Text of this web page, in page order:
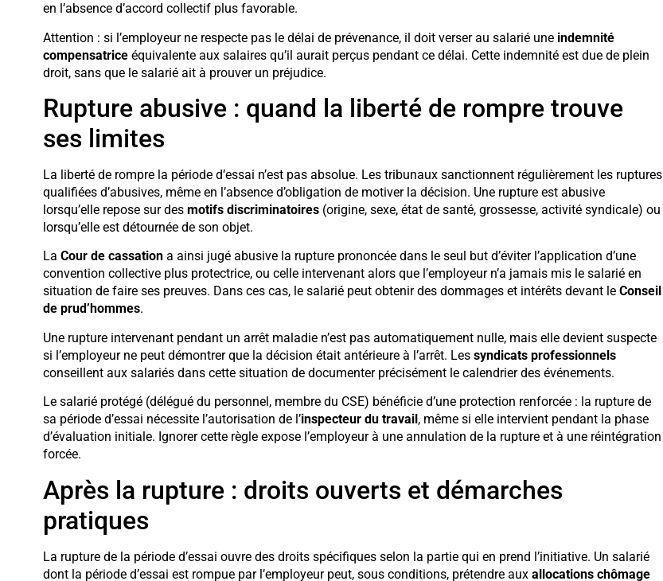
en l’absence d’accord collectif plus favorable.
Attention : si l’employeur ne respecte pas le délai de prévenance, il doit verser au salarié une indemnité
compensatriceéquivalente aux salaires qu’il aurait perçus pendant ce délai. Cette indemnité est due de plein
droit, sans que le salarié ait à prouver un préjudice.
Rupture abusive : quand la liberté de rompre trouve
ses limites
La liberté de rompre la période d’essai n’est pas absolue. Les tribunaux sanctionnent régulièrement les ruptures
qualifiées d’abusives, même en l’absence d’obligation de motiver la décision. Une rupture est abusive
lorsqu’elle repose sur des motifs discriminatoires(origine, sexe, état de santé, grossesse, activité syndicale) ou
lorsqu’elle est détournée de son objet.
La Cour de cassationa ainsi jugé abusive la rupture prononcée dans le seul but d’éviter l’application d’une
convention collective plus protectrice, ou celle intervenant alors que l’employeur n’a jamais mis le salarié en
situation de faire ses preuves. Dans ces cas, le salarié peut obtenir des dommages et intérêts devant le Conseil
de prud’hommes.
Une rupture intervenant pendant un arrêt maladie n’est pas automatiquement nulle, mais elle devient suspecte
si l’employeur ne peut démontrer que la décision était antérieure à l’arrêt. Les syndicats professionnels
conseillent aux salariés dans cette situation de documenter précisément le calendrier des événements.
Le salarié protégé (délégué du personnel, membre du CSE) bénéficie d’une protection renforcée : la rupture de
sa période d’essai nécessite l’autorisation de l’inspecteur du travail , même si elle intervient pendant la phase
d’évaluation initiale. Ignorer cette règle expose l’employeur à une annulation de la rupture et à une réintégration
forcée.
Après la rupture : droits ouverts et démarches
pratiques
La rupture de la période d’essai ouvre des droits spécifiques selon la partie qui en prend l’initiative. Un salarié
dont la période d’essai est rompue par l’employeur peut, sous conditions, prétendre aux allocations chômage